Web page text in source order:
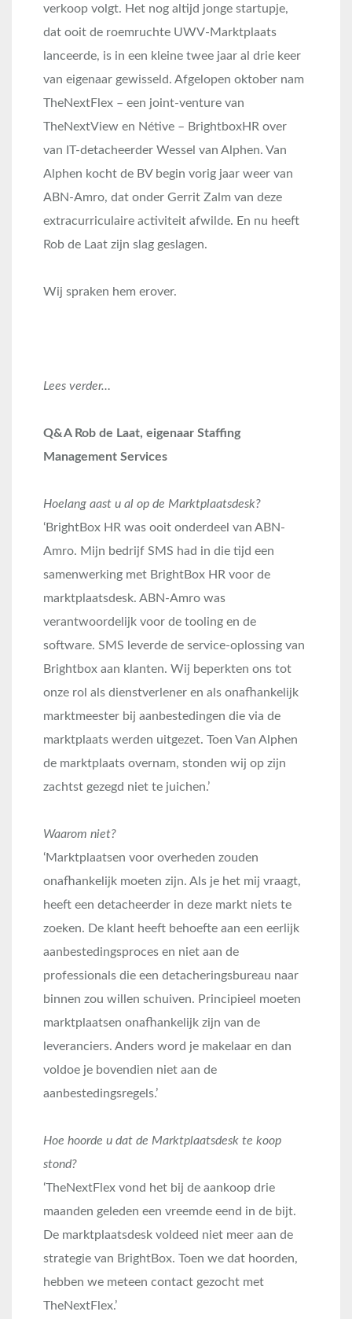
verkoop volgt. Het nog altijd jonge startupje,
dat ooit de roemruchte UWV-Marktplaats
lanceerde, is in een kleine twee jaar al drie keer
van eigenaar gewisseld. Afgelopen oktober nam
TheNextFlex – een joint-venture van
TheNextView en Nétive – BrightboxHR over
van IT-detacheerder Wessel van Alphen. Van
Alphen kocht de BV begin vorig jaar weer van
ABN-Amro, dat onder Gerrit Zalm van deze
extracurriculaire activiteit afwilde. En nu heeft
Rob de Laat zijn slag geslagen.
Wij spraken hem erover.
Lees verder…
Q&A Rob de Laat, eigenaar Staffing
Management Services
Hoelang aast u al op de Marktplaatsdesk?
‘BrightBox HR was ooit onderdeel van ABN-
Amro. Mijn bedrijf SMS had in die tijd een
samenwerking met BrightBox HR voor de
marktplaatsdesk. ABN-Amro was
verantwoordelijk voor de tooling en de
software. SMS leverde de service-oplossing van
Brightbox aan klanten. Wij beperkten ons tot
onze rol als dienstverlener en als onafhankelijk
marktmeester bij aanbestedingen die via de
marktplaats werden uitgezet. Toen Van Alphen
de marktplaats overnam, stonden wij op zijn
zachtst gezegd niet te juichen.’
Waarom niet?
‘Marktplaatsen voor overheden zouden
onafhankelijk moeten zijn. Als je het mij vraagt,
heeft een detacheerder in deze markt niets te
zoeken. De klant heeft behoefte aan een eerlijk
aanbestedingsproces en niet aan de
professionals die een detacheringsbureau naar
binnen zou willen schuiven. Principieel moeten
marktplaatsen onafhankelijk zijn van de
leveranciers. Anders word je makelaar en dan
voldoe je bovendien niet aan de
aanbestedingsregels.’
Hoe hoorde u dat de Marktplaatsdesk te koop
stond?
‘TheNextFlex vond het bij de aankoop drie
maanden geleden een vreemde eend in de bijt.
De marktplaatsdesk voldeed niet meer aan de
strategie van BrightBox. Toen we dat hoorden,
hebben we meteen contact gezocht met
TheNextFlex.’